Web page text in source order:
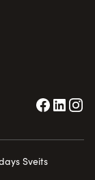
Sveits